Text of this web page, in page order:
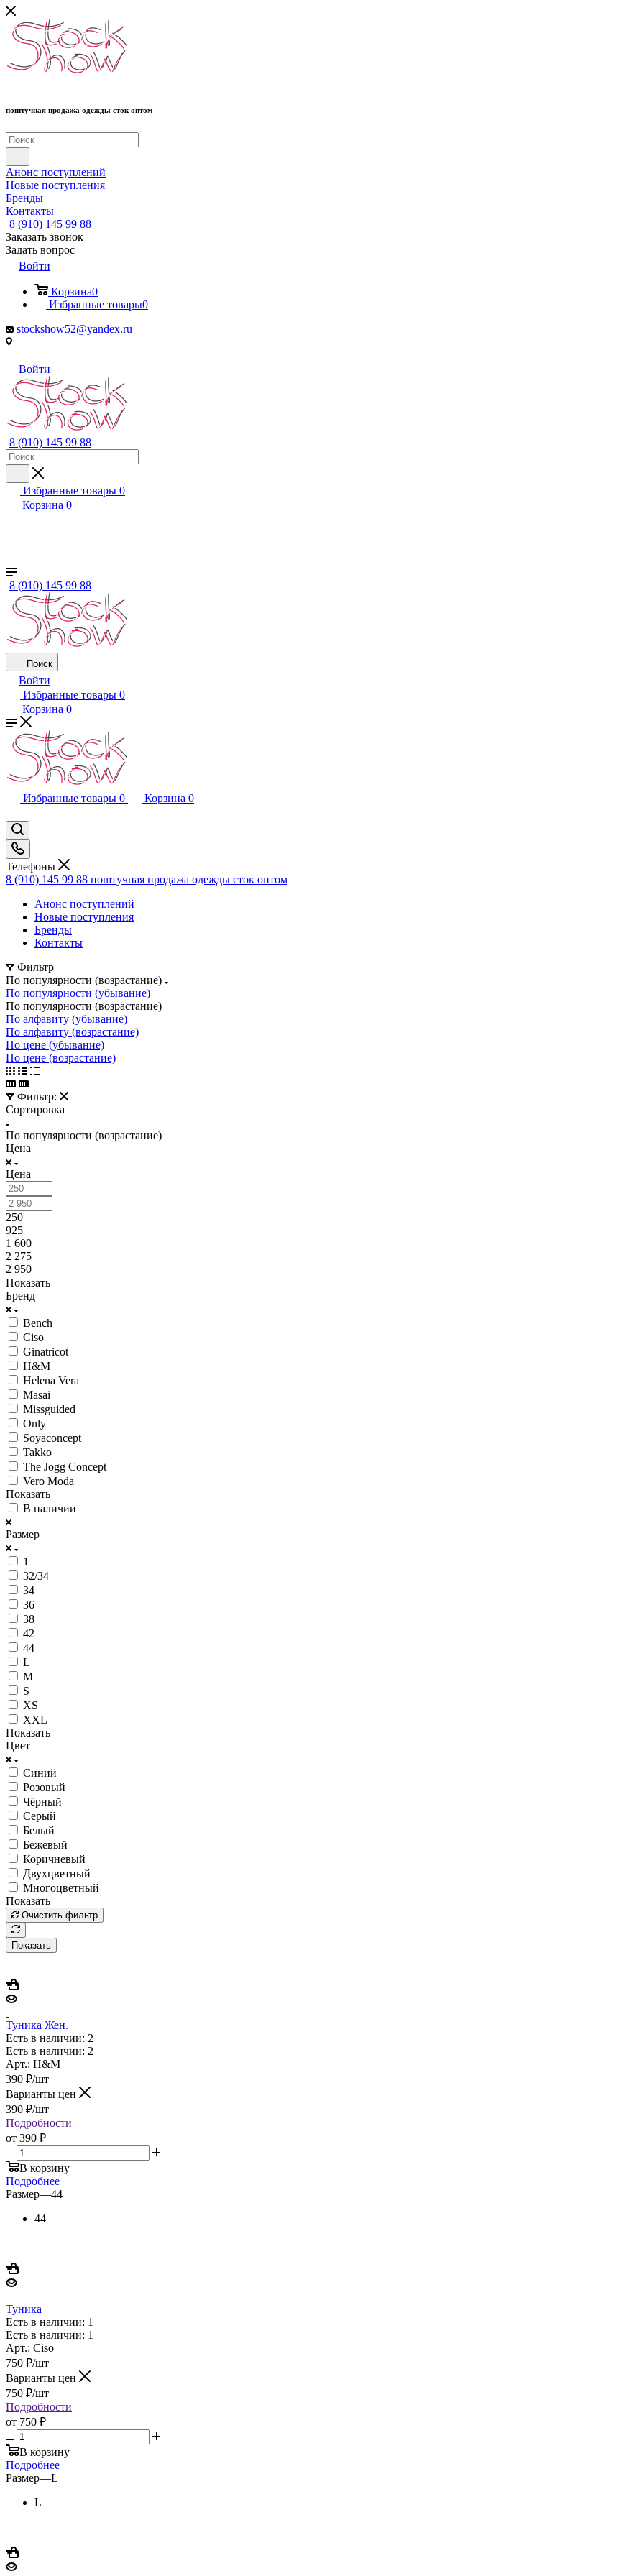
поштучная продажа одежды сток оптом
Анонс поступлений
Новые поступления
Бренды
Контакты
8 (910) 145 99 88
Заказать звонок
Задать вопрос
Войти
Корзина0
Избранные товары0
stockshow52@yandex.ru
Войти
8 (910) 145 99 88
Избранные товары 0
Корзина 0
8 (910) 145 99 88
Поиск
Войти
Избранные товары 0
Корзина 0
Избранные товары 0 Корзина 0
Телефоны
8 (910) 145 99 88 поштучная продажа одежды сток оптом
Анонс поступлений
Новые поступления
Бренды
Контакты
Фильтр
По популярности (возрастание)
По популярности (убывание)
По популярности (возрастание)
По алфавиту (убывание)
По алфавиту (возрастание)
По цене (убывание)
По цене (возрастание)
Фильтр:
Сортировка
По популярности (возрастание)
Цена
Цена
250
925
1 600
2 275
2 950
Показать
Бренд
Bench
Ciso
Ginatricot
H&M
Helena Vera
Masai
Missguided
Only
Soyaconcept
Takko
The Jogg Concept
Vero Moda
Показать
В наличии
Размер
1
32/34
34
36
38
42
44
L
M
S
XS
XXL
Показать
Цвет
Синий
Розовый
Чёрный
Серый
Белый
Бежевый
Коричневый
Двухцветный
Многоцветный
Показать
Очистить фильтр
Показать
Туника Жен.
Есть в наличии: 2
Есть в наличии: 2
Арт.: H&M
390 ₽/шт
Варианты цен
390 ₽/шт
Подробности
от 390 ₽
В корзину
Подробнее
Размер—44
44
Туника
Есть в наличии: 1
Есть в наличии: 1
Арт.: Ciso
750 ₽/шт
Варианты цен
750 ₽/шт
Подробности
от 750 ₽
В корзину
Подробнее
Размер—L
L